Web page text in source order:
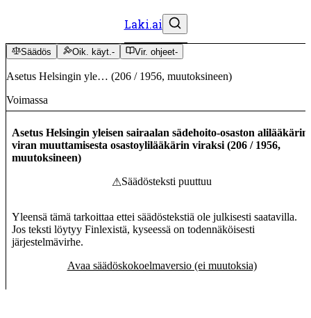
Laki.ai
Säädös Oik. käyt.- Vir. ohjeet-
Asetus Helsingin yle… (206 / 1956, muutoksineen)
Voimassa
Asetus Helsingin yleisen sairaalan sädehoito-osaston alilääkärin
viran muuttamisesta osastoylilääkärin viraksi (206 / 1956,
muutoksineen)
⚠Säädösteksti puuttuu
Yleensä tämä tarkoittaa ettei säädöstekstiä ole julkisesti saatavilla.
Jos teksti löytyy Finlexistä, kyseessä on todennäköisesti
järjestelmävirhe.
Avaa säädöskokoelmaversio (ei muutoksia)